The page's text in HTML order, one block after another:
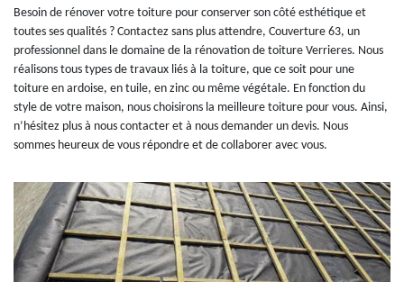
Besoin de rénover votre toiture pour conserver son côté esthétique et
toutes ses qualités ? Contactez sans plus attendre, Couverture 63, un
professionnel dans le domaine de la rénovation de toiture Verrieres. Nous
réalisons tous types de travaux liés à la toiture, que ce soit pour une
toiture en ardoise, en tuile, en zinc ou même végétale. En fonction du
style de votre maison, nous choisirons la meilleure toiture pour vous. Ainsi,
n’hésitez plus à nous contacter et à nous demander un devis. Nous
sommes heureux de vous répondre et de collaborer avec vous.